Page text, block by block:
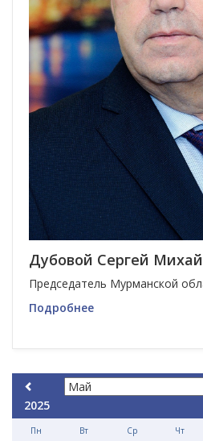
Дубовой Сергей
Председатель Мурманской
Подробнее
2025
Пн Вт Ср Чт